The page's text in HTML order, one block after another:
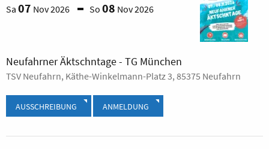
Sa 07 Nov 2026 So 08 Nov 2026
Neufahrner Äktschntage - TG München
TSV Neufahrn, Käthe-Winkelmann-Platz 3, 85375 Neufahrn
AUSSCHREIBUNG ANMELDUNG